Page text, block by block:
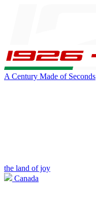
A Century Made of Seconds
the land of joy
Canada